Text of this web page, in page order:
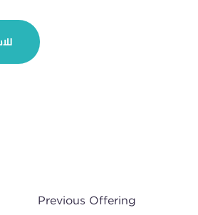
Previous Offering